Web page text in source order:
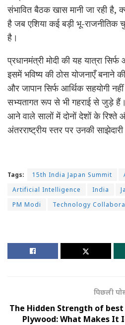
संभावित बैठक खास मानी जा रही है,
है जब एशिया कई बड़ी भू-राजनीतिक
है।
प्रधानमंत्री मोदी की यह यात्रा
इसमें भविष्य की ठोस योजनाएँ बनाने
और जापान सिर्फ आर्थिक सहयोगी
सभ्यतागत रूप से भी गहराई से जुड़े
आने वाले सालों में दोनों देशों के
अंतरराष्ट्रीय स्तर पर उनकी
Tags: 15th India Japan Summit
Artificial Intelligence
India
PM Modi
Technology
पिछली
The Hidden Strength of
Plywood: What Makes It